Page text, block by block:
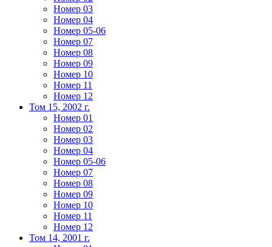
Номер 03
Номер 04
Номер 05-06
Номер 07
Номер 08
Номер 09
Номер 10
Номер 11
Номер 12
Том 15, 2002 г.
Номер 01
Номер 02
Номер 03
Номер 04
Номер 05-06
Номер 07
Номер 08
Номер 09
Номер 10
Номер 11
Номер 12
Том 14, 2001 г.